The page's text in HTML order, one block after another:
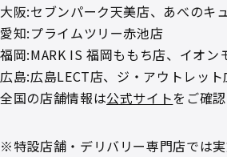
大阪:セブンパーク天美店、あべのキ
愛知:プライムツリー赤池店
福岡:MARK IS 福岡ももち店、イオン
広島:広島LECT店、ジ・アウトレッ
全国の店舗情報は公式サイトをご確
※特設店舗・デリバリー専門店では実